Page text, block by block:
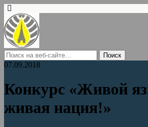
07.09.2018
Конкурс «Живой
живая нация!»